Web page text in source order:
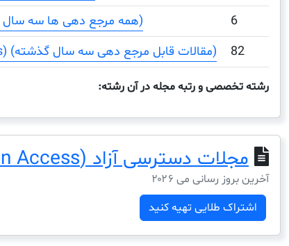
Total Cites (3years) (همه مرجع دهی ها سه سال گذشته)
6
Citable Documents (3 years) (مقالات قابل مرجع دهی سه سال گذشته)
82
رشته تخصصی و رتبه مجله در آن رشته:
مجلات دسترسی آزاد (Open Access)
آخرین بروز رسانی می ۲۰۲۶
اشتراک طلایی تهیه کنید